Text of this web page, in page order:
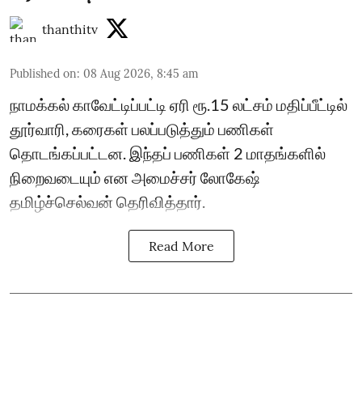
thanthitv
Published on: 08 Aug 2026, 8:45 am
நாமக்கல் காவேட்டிப்பட்டி ஏரி ரூ.15 லட்சம் மதிப்பீட்டில்
தூர்வாரி, கரைகள் பலப்படுத்தும் பணிகள்
தொடங்கப்பட்டன. இந்தப் பணிகள் 2 மாதங்களில்
நிறைவடையும் என அமைச்சர் லோகேஷ்
தமிழ்ச்செல்வன் தெரிவித்தார்.
Read More